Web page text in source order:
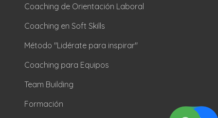
Coaching de Orientación Laboral
Coaching en Soft Skills
Método "Lidérate para inspirar"
Coaching para Equipos
Team Building
Formación